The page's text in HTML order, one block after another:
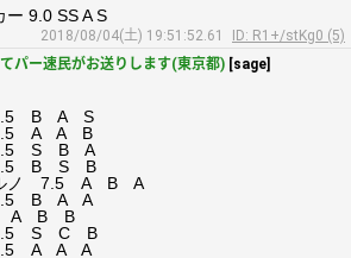
ー 9.0 SS A S
2018/08/04(土) 19:51:52.61
ID: R1+/stKg0 (5)
パー速民がお送りします(東京都) [sage]
A S
A B
S B A
B S B
ルノ 7.5 A B A
B A A
B B
S C B
A A A